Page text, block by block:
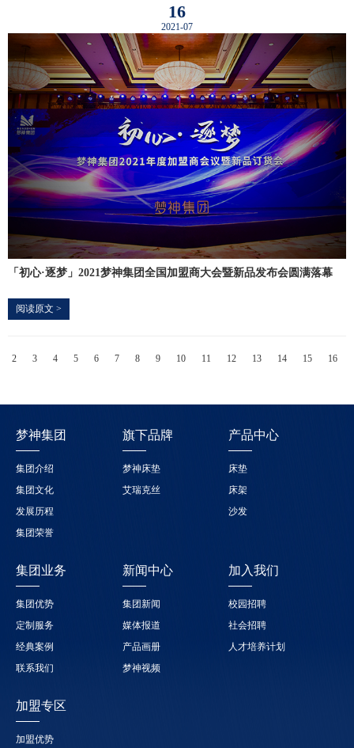
16
2021-07
「初心·逐梦」2021梦神集团全国加盟商大会暨新品发布会圆满落幕
阅读原文 >
2 3 4 5 6 7 8 9 10 11 12 13 14 15 16
梦神集团
集团介绍
集团文化
发展历程
集团荣誉
旗下品牌
梦神床垫
艾瑞克丝
产品中心
床垫
床架
沙发
集团业务
集团优势
定制服务
经典案例
联系我们
新闻中心
集团新闻
媒体报道
产品画册
梦神视频
加入我们
校园招聘
社会招聘
人才培养计划
加盟专区
加盟优势